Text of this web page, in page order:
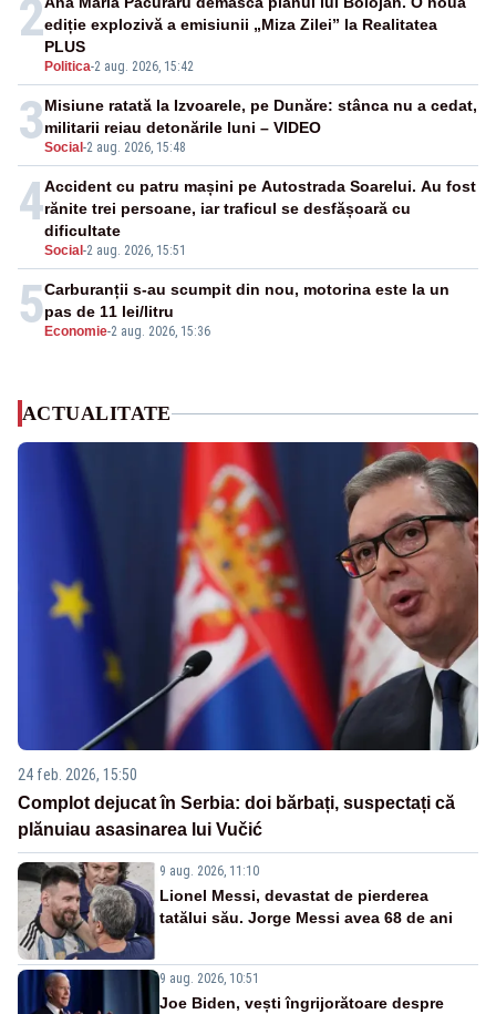
2
Politica-2 aug. 2026, 15:42
ediție explozivă a emisiunii „Miza Zilei” la Realitatea
PLUS
3Social -2 aug. 2026, 15:48
Misiune ratată la Izvoarele, pe Dunăre: stânca nu a cedat,
militarii reiau detonările luni – VIDEO
4
Social -2 aug. 2026, 15:51
Accident cu patru mașini pe Autostrada Soarelui. Au fost
rănite trei persoane, iar traficul se desfășoară cu
dificultate
5 Economie-2 aug. 2026, 15:36
Carburanții s-au scumpit din nou, motorina este la un
pas de 11 lei/litru
ACTUALITATE
24 feb. 2026, 15:50
Complot dejucat în Serbia: doi bărbați, suspectați că
plănuiau asasinarea lui Vučić
9 aug. 2026, 11:10
Lionel Messi, devastat de pierderea
tatălui său. Jorge Messi avea 68 de ani
9 aug. 2026, 10:51
Joe Biden, vești îngrijorătoare despre